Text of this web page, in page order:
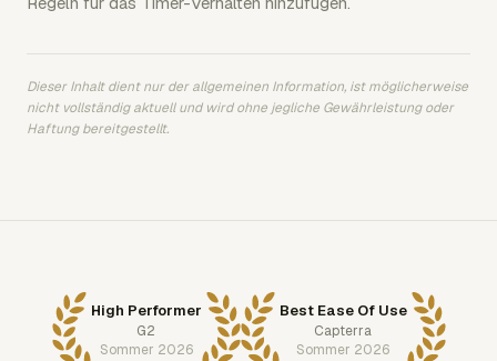
Dieser Inhalt dient nur der allgemeinen Information, ist möglicherweise
nicht vollständig aktuell und wird ohne jegliche Gewährleistung oder
Haftung bereitgestellt.
High Performer
G2
Sommer 2026
Best Ease Of Use
Capterra
Sommer 2026